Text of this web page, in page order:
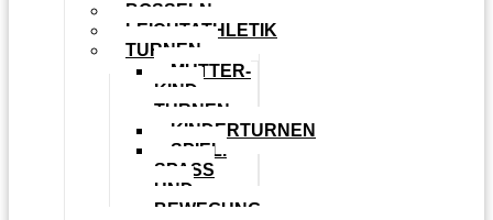
BOSSELN
LEICHTATHLETIK
TURNEN
MUTTER-
KIND-
TURNEN
KINDERTURNEN
SPIEL.
SPASS U
ND B
EWEGUNG